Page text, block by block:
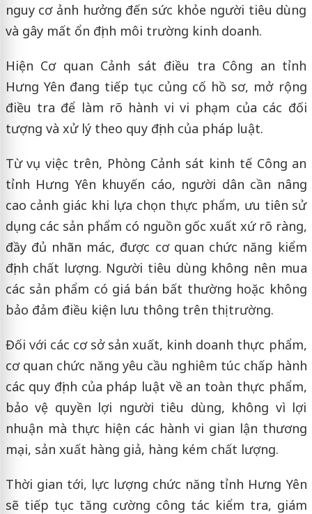
nguy cơ ảnh hưởng đến sức khỏe người tiêu dùng
và gây mất ổn định môi trường kinh doanh.
Hiện Cơ quan Cảnh sát điều tra Công an tỉnh
Hưng Yên đang tiếp tục củng cố hồ sơ, mở rộng
điều tra để làm rõ hành vi vi phạm của các đối
tượng và xử lý theo quy định của pháp luật.
Từ vụ việc trên, Phòng Cảnh sát kinh tế Công an
tỉnh Hưng Yên khuyến cáo, người dân cần nâng
cao cảnh giác khi lựa chọn thực phẩm, ưu tiên sử
dụng các sản phẩm có nguồn gốc xuất xứ rõ ràng,
đầy đủ nhãn mác, được cơ quan chức năng kiểm
định chất lượng. Người tiêu dùng không nên mua
các sản phẩm có giá bán bất thường hoặc không
bảo đảm điều kiện lưu thông trên thị trường.
Đối với các cơ sở sản xuất, kinh doanh thực phẩm,
cơ quan chức năng yêu cầu nghiêm túc chấp hành
các quy định của pháp luật về an toàn thực phẩm,
bảo vệ quyền lợi người tiêu dùng, không vì lợi
nhuận mà thực hiện các hành vi gian lận thương
mại, sản xuất hàng giả, hàng kém chất lượng.
Thời gian tới, lực lượng chức năng tỉnh Hưng Yên
sẽ tiếp tục tăng cường công tác kiểm tra, giám